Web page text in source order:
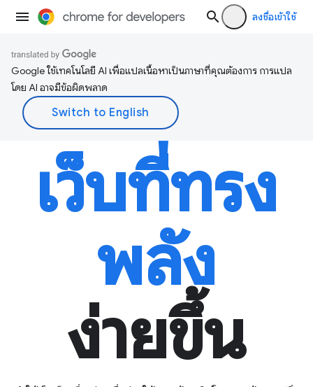
ลงชื่อเข้าใช้
Google ใช้เทคโนโลยี AI เพื่อแปลเนื้อหาเป็นภาษาที่คุณต้องการ การแปล
โดย AI อาจมีข้อผิดพลาด
เว็บที่ทรง
พลัง
ง่ายขึ้น